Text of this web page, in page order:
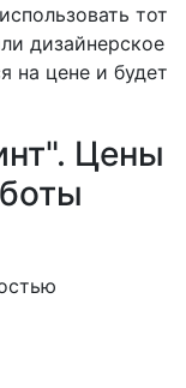
тот
дизайнерское
на цене и будет
Цены